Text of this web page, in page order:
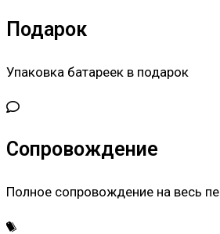
Подарок
Упаковка батареек в подарок
Сопровождение
Полное сопровождение на весь